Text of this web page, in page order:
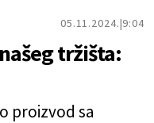
05.11.2024. 9:04
tržišta:
proizvod sa